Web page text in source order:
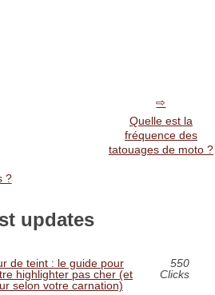
?
Quelle est la
fréquence des
tatouages de moto ?
updates
de teint : le guide pour
highlighter pas cher (et
selon votre carnation)
550
Clicks